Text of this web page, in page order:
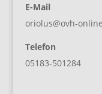
E-Mail
oriolus@ovh-
Telefon
05183-501284